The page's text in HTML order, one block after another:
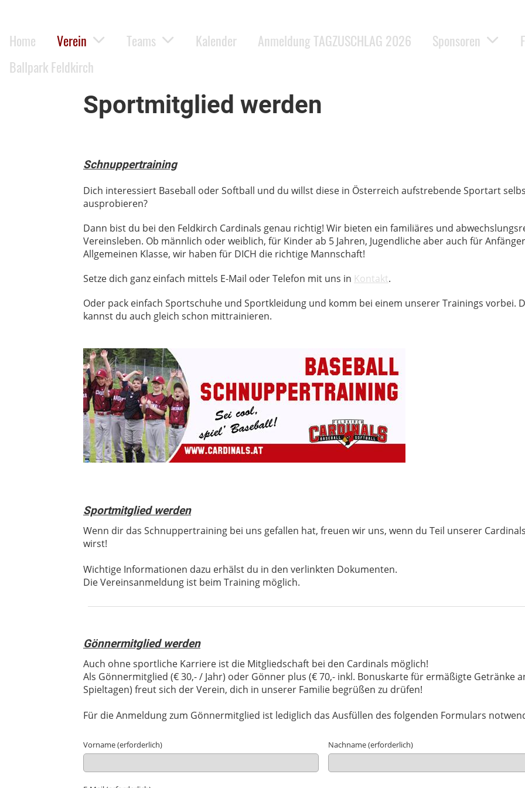
Home Verein Teams Kalender Anmeldung TAGZUSCHLAG 2026 Sponsoren
Ballpark Feldkirch
Sportmitglied werden
Schnuppertraining
Dich interessiert Baseball oder Softball und du willst diese in Österreich aufstrebende Sportart
ausprobieren?
Dann bist du bei den Feldkirch Cardinals genau richtig! Wir bieten ein familiäres und
Vereinsleben. Ob männlich oder weiblich, für Kinder ab 5 Jahren, Jugendliche aber auch für
Allgemeinen Klasse, wir haben für DICH die richtige Mannschaft!
Setze dich ganz einfach mittels E-Mail oder Telefon mit uns in Kontakt.
Oder pack einfach Sportschuhe und Sportkleidung und komm bei einem unserer Trainings vorbei.
kannst du auch gleich schon mittrainieren.
Sportmitglied werden
Wenn dir das Schnuppertraining bei uns gefallen hat, freuen wir uns, wenn du Teil unserer
wirst!
Wichtige Informationen dazu erhälst du in den verlinkten Dokumenten.
Die Vereinsanmeldung ist beim Training möglich.
Gönnermitglied werden
Auch ohne sportliche Karriere ist die Mitgliedschaft bei den Cardinals möglich!
Als Gönnermitglied (€ 30,- / Jahr) oder Gönner plus (€ 70,- inkl. Bonuskarte für ermäßigte Getränke
Spieltagen) freut sich der Verein, dich in unserer Familie begrüßen zu drüfen!
Für die Anmeldung zum Gönnermitglied ist lediglich das Ausfüllen des folgenden Formulars
Vorname (erforderlich) Nachname (erforderlich)